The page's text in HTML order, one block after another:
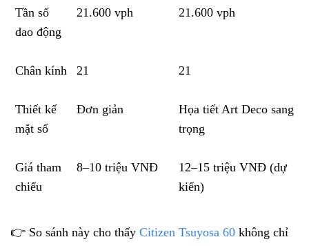
Tần số
dao động
21.600 vph 21.600 vph
Chân kính 21 21
Thiết kế
mặt số
Đơn giản
Họa tiết Art Deco sang
trọng
Giá tham
chiếu
8–10 triệu VNĐ
12–15 triệu VNĐ (dự
kiến)
👉 So sánh này cho thấy Citizen Tsuyosa 60 không chỉ